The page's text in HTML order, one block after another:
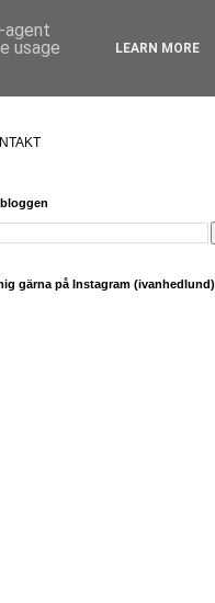
gärna på Instagram (ivanhedlund)
agent
usage
LEARN MORE